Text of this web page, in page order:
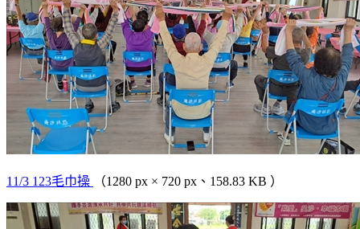
11/3 123毛巾操 （1280 px × 720 px、158.83 KB ）